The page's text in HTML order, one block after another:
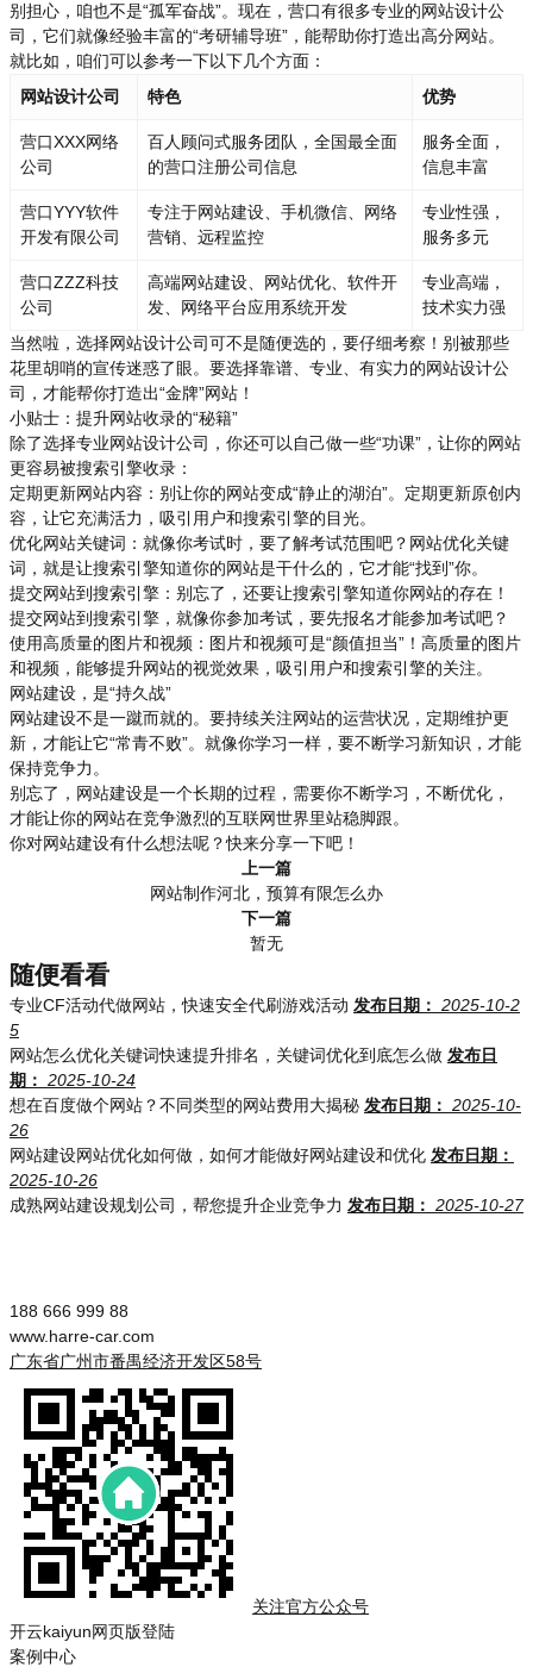
别担心，咱也不是“孤军奋战”。现在，营口有很多专业的网站设计公
司，它们就像经验丰富的“考研辅导班”，能帮助你打造出高分网站。
就比如，咱们可以参考一下以下几个方面：
网站设计公司
特色 优势
营口XXX网络
公司
百人顾问式服务团队，全国最全面
的营口注册公司信息
服务全面，
信息丰富
营口YYY软件
开发有限公司
专注于网站建设、手机微信、网络
营销、远程监控
专业性强，
服务多元
营口ZZZ科技
公司
高端网站建设、网站优化、软件开
发、网络平台应用系统开发
专业高端，
技术实力强
当然啦，选择网站设计公司可不是随便选的，要仔细考察！别被那些
花里胡哨的宣传迷惑了眼。要选择靠谱、专业、有实力的网站设计公
司，才能帮你打造出“金牌”网站！
小贴士：提升网站收录的“秘籍”
除了选择专业网站设计公司，你还可以自己做一些“功课”，让你的网站
更容易被搜索引擎收录：
定期更新网站内容：别让你的网站变成“静止的湖泊”。定期更新原创内
容，让它充满活力，吸引用户和搜索引擎的目光。
优化网站关键词：就像你考试时，要了解考试范围吧？网站优化关键
词，就是让搜索引擎知道你的网站是干什么的，它才能“找到”你。
提交网站到搜索引擎：别忘了，还要让搜索引擎知道你网站的存在！
提交网站到搜索引擎，就像你参加考试，要先报名才能参加考试吧？
使用高质量的图片和视频：图片和视频可是“颜值担当”！高质量的图片
和视频，能够提升网站的视觉效果，吸引用户和搜索引擎的关注。
网站建设，是“持久战”
网站建设不是一蹴而就的。要持续关注网站的运营状况，定期维护更
新，才能让它“常青不败”。就像你学习一样，要不断学习新知识，才能
保持竞争力。
别忘了，网站建设是一个长期的过程，需要你不断学习，不断优化，
才能让你的网站在竞争激烈的互联网世界里站稳脚跟。
你对网站建设有什么想法呢？快来分享一下吧！
上一篇
网站制作河北，预算有限怎么办
下一篇
暂无
随便看看
专业CF活动代做网站，快速安全代刷游戏活动 发布日期： 2025-10-2
5
网站怎么优化关键词快速提升排名，关键词优化到底怎么做 发布日
期： 2025-10-24
想在百度做个网站？不同类型的网站费用大揭秘 发布日期： 2025-10-
26
网站建设网站优化如何做，如何才能做好网站建设和优化 发布日期：
2025-10-26
成熟网站建设规划公司，帮您提升企业竞争力 发布日期： 2025-10-27
188 666 999 88
www.harre-car.com
广东省广州市番禺经济开发区58号
关注官方公众号
开云kaiyun网页版登陆
案例中心